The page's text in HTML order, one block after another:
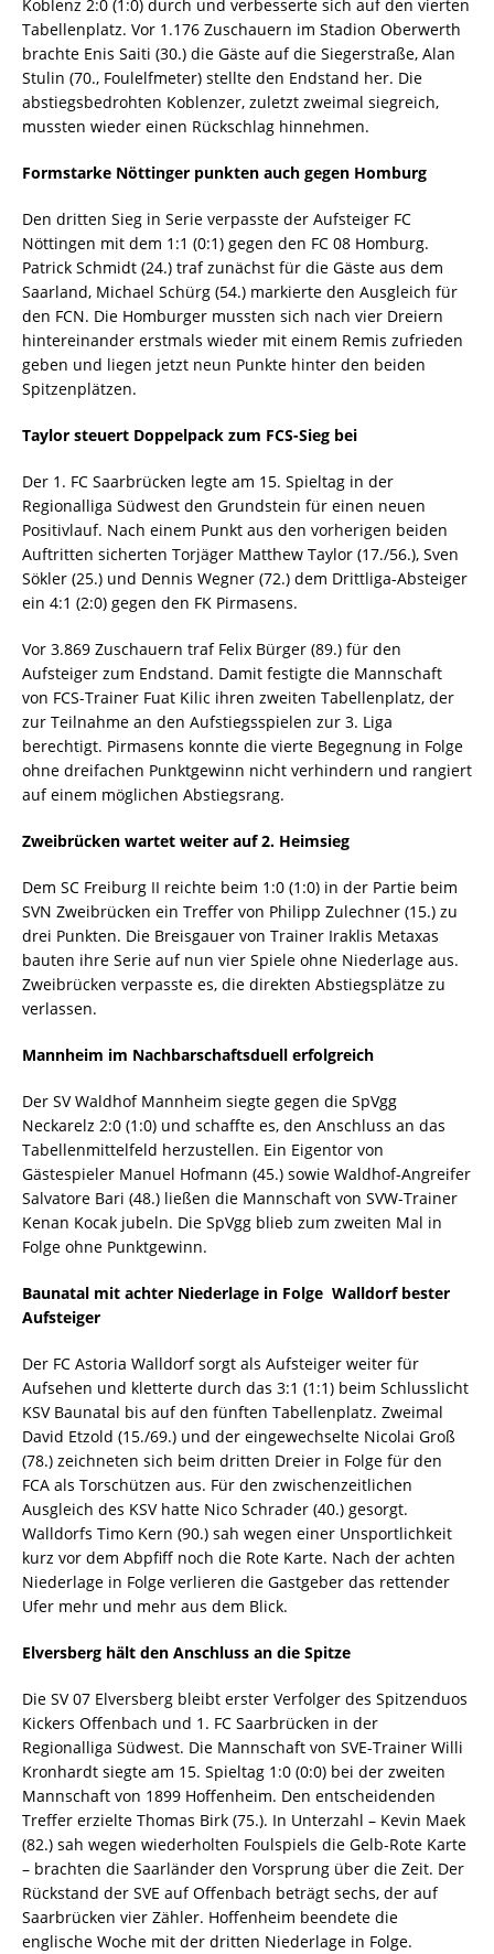
Koblenz 2:0 (1:0) durch und verbesserte sich auf den vierten
Tabellenplatz. Vor 1.176 Zuschauern im Stadion Oberwerth
brachte Enis Saiti (30.) die Gäste auf die Siegerstraße, Alan
Stulin (70., Foulelfmeter) stellte den Endstand her. Die
abstiegsbedrohten Koblenzer, zuletzt zweimal siegreich,
mussten wieder einen Rückschlag hinnehmen.
Formstarke Nöttinger punkten auch gegen Homburg
Den dritten Sieg in Serie verpasste der Aufsteiger FC
Nöttingen mit dem 1:1 (0:1) gegen den FC 08 Homburg.
Patrick Schmidt (24.) traf zunächst für die Gäste aus dem
Saarland, Michael Schürg (54.) markierte den Ausgleich für
den FCN. Die Homburger mussten sich nach vier Dreiern
hintereinander erstmals wieder mit einem Remis zufrieden
geben und liegen jetzt neun Punkte hinter den beiden
Spitzenplätzen.
Taylor steuert Doppelpack zum FCS-Sieg bei
Der 1. FC Saarbrücken legte am 15. Spieltag in der
Regionalliga Südwest den Grundstein für einen neuen
Positivlauf. Nach einem Punkt aus den vorherigen beiden
Auftritten sicherten Torjäger Matthew Taylor (17./56.), Sven
Sökler (25.) und Dennis Wegner (72.) dem Drittliga-Absteiger
ein 4:1 (2:0) gegen den FK Pirmasens.
Vor 3.869 Zuschauern traf Felix Bürger (89.) für den
Aufsteiger zum Endstand. Damit festigte die Mannschaft
von FCS-Trainer Fuat Kilic ihren zweiten Tabellenplatz, der
zur Teilnahme an den Aufstiegsspielen zur 3. Liga
berechtigt. Pirmasens konnte die vierte Begegnung in Folge
ohne dreifachen Punktgewinn nicht verhindern und rangiert
auf einem möglichen Abstiegsrang.
Zweibrücken wartet weiter auf 2. Heimsieg
Dem SC Freiburg II reichte beim 1:0 (1:0) in der Partie beim
SVN Zweibrücken ein Treffer von Philipp Zulechner (15.) zu
drei Punkten. Die Breisgauer von Trainer Iraklis Metaxas
bauten ihre Serie auf nun vier Spiele ohne Niederlage aus.
Zweibrücken verpasste es, die direkten Abstiegsplätze zu
verlassen.
Mannheim im Nachbarschaftsduell erfolgreich
Der SV Waldhof Mannheim siegte gegen die SpVgg
Neckarelz 2:0 (1:0) und schaffte es, den Anschluss an das
Tabellenmittelfeld herzustellen. Ein Eigentor von
Gästespieler Manuel Hofmann (45.) sowie Waldhof-Angreifer
Salvatore Bari (48.) ließen die Mannschaft von SVW-Trainer
Kenan Kocak jubeln. Die SpVgg blieb zum zweiten Mal in
Folge ohne Punktgewinn.
Baunatal mit achter Niederlage in Folge  Walldorf bester
Aufsteiger
Der FC Astoria Walldorf sorgt als Aufsteiger weiter für
Aufsehen und kletterte durch das 3:1 (1:1) beim Schlusslicht
KSV Baunatal bis auf den fünften Tabellenplatz. Zweimal
David Etzold (15./69.) und der eingewechselte Nicolai Groß
(78.) zeichneten sich beim dritten Dreier in Folge für den
FCA als Torschützen aus. Für den zwischenzeitlichen
Ausgleich des KSV hatte Nico Schrader (40.) gesorgt.
Walldorfs Timo Kern (90.) sah wegen einer Unsportlichkeit
kurz vor dem Abpfiff noch die Rote Karte. Nach der achten
Niederlage in Folge verlieren die Gastgeber das rettender
Ufer mehr und mehr aus dem Blick.
Elversberg hält den Anschluss an die Spitze
Die SV 07 Elversberg bleibt erster Verfolger des Spitzenduos
Kickers Offenbach und 1. FC Saarbrücken in der
Regionalliga Südwest. Die Mannschaft von SVE-Trainer Willi
Kronhardt siegte am 15. Spieltag 1:0 (0:0) bei der zweiten
Mannschaft von 1899 Hoffenheim. Den entscheidenden
Treffer erzielte Thomas Birk (75.). In Unterzahl – Kevin Maek
(82.) sah wegen wiederholten Foulspiels die Gelb-Rote Karte
– brachten die Saarländer den Vorsprung über die Zeit. Der
Rückstand der SVE auf Offenbach beträgt sechs, der auf
Saarbrücken vier Zähler. Hoffenheim beendete die
englische Woche mit der dritten Niederlage in Folge.